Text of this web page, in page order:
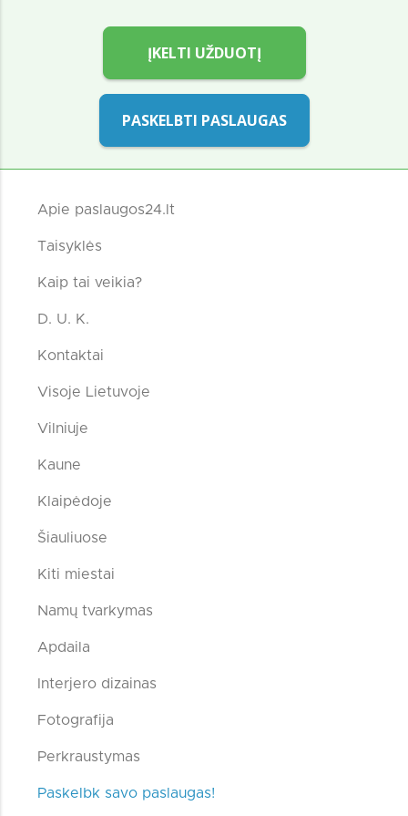
ĮKELTI UŽDUOTĮ
PASKELBTI PASLAUGAS
Apie paslaugos24.lt
Taisyklės
Kaip tai veikia?
D. U. K.
Kontaktai
Visoje Lietuvoje
Vilniuje
Kaune
Klaipėdoje
Šiauliuose
Kiti miestai
Namų tvarkymas
Apdaila
Interjero dizainas
Fotografija
Perkraustymas
Paskelbk savo paslaugas!